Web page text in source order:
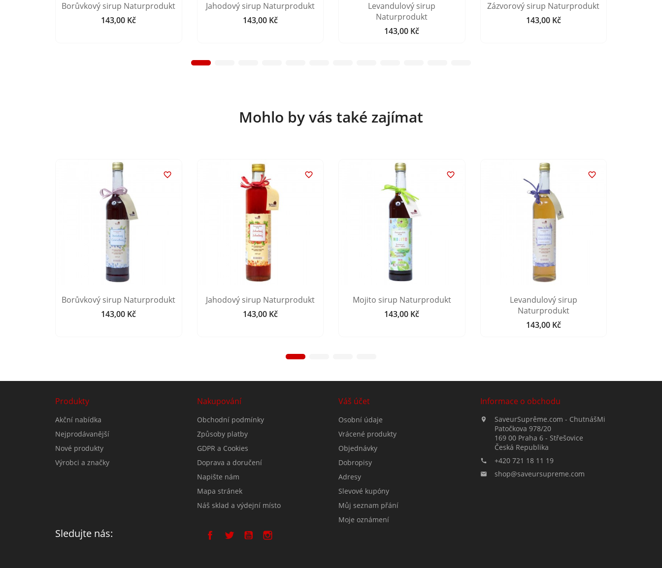
Borůvkový sirup Naturprodukt
Cena
143,00 Kč
Jahodový sirup Naturprodukt
Cena
143,00 Kč
Levandulový sirup
Naturprodukt
Cena
143,00 Kč
Zázvorový sirup Naturprodukt
Cena
143,00 Kč
Mohlo by vás také zajímat

Borůvkový sirup Naturprodukt
Cena
143,00 Kč

Jahodový sirup Naturprodukt
Cena
143,00 Kč

Mojito sirup Naturprodukt
Cena
143,00 Kč

Levandulový sirup
Naturprodukt
Cena
143,00 Kč
Produkty
Akční nabídka
Nejprodávanější
Nové produkty
Výrobci a značky
Nakupování
Obchodní podmínky
Způsoby platby
GDPR a Cookies
Doprava a doručení
Napište nám
Mapa stránek
Náš sklad a výdejní místo
Váš účet
Osobní údaje
Vrácené produkty
Objednávky
Dobropisy
Adresy
Slevové kupóny
Můj seznam přání
Moje oznámení
Informace o obchodu

SaveurSuprême.com - ChutnášMi
Patočkova 978/20
169 00 Praha 6 - Střešovice
Česká Republika
 +420 721 18 11 19
 shop@saveursupreme.com
Sledujte nás: